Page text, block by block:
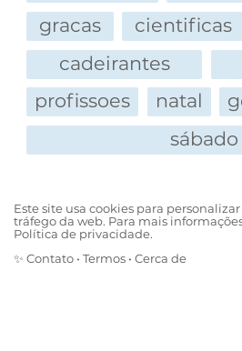
gracas
cientificas
cadeirantes
profissoes
natal
sábado
Este site usa cookies para
tráfego da web. Para mais
Política de privacidade.
✨ Contato • Termos • Cerca de